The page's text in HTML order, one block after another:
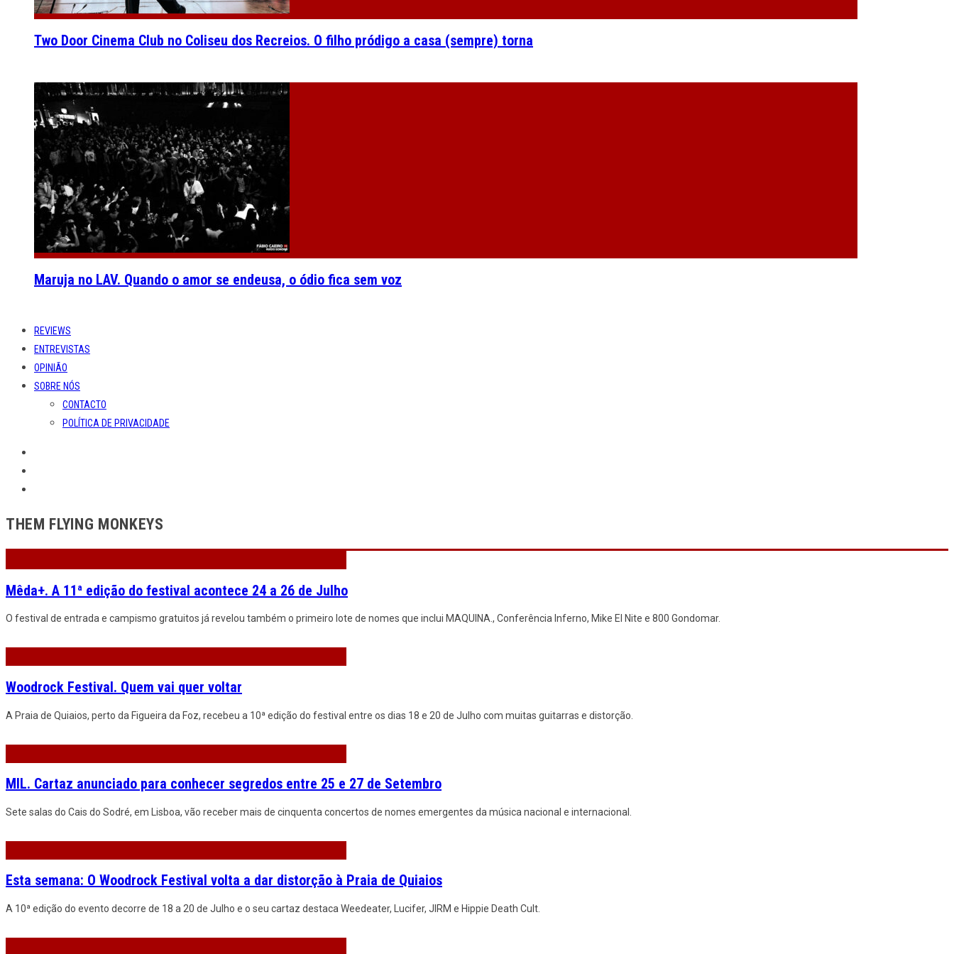
Two Door Cinema Club no Coliseu dos Recreios. O filho pródigo a casa (sempre) torna
Maruja no LAV. Quando o amor se endeusa, o ódio fica sem voz
REVIEWS
ENTREVISTAS
OPINIÃO
SOBRE NÓS
CONTACTO
POLÍTICA DE PRIVACIDADE
THEM FLYING MONKEYS
Mêda+. A 11ª edição do festival acontece 24 a 26 de Julho
O festival de entrada e campismo gratuitos já revelou também o primeiro lote de nomes que inclui MAQUINA., Conferência Inferno, Mike El Nite e 800 Gondomar.
Woodrock Festival. Quem vai quer voltar
A Praia de Quiaios, perto da Figueira da Foz, recebeu a 10ª edição do festival entre os dias 18 e 20 de Julho com muitas guitarras e distorção.
MIL. Cartaz anunciado para conhecer segredos entre 25 e 27 de Setembro
Sete salas do Cais do Sodré, em Lisboa, vão receber mais de cinquenta concertos de nomes emergentes da música nacional e internacional.
Esta semana: O Woodrock Festival volta a dar distorção à Praia de Quiaios
A 10ª edição do evento decorre de 18 a 20 de Julho e o seu cartaz destaca Weedeater, Lucifer, JIRM e Hippie Death Cult.